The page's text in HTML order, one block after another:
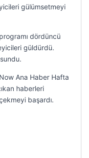
gülümsetmeyi
dördüncü
güldürdü.
Ana Haber Hafta
haberleri
başardı.